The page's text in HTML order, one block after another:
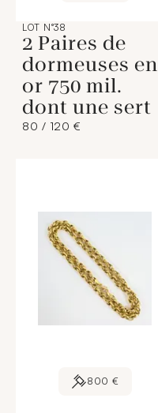
LOT N°38
2 Paires de
dormeuses en
or 750 mil.
dont une sert
80 / 120 €
800 €